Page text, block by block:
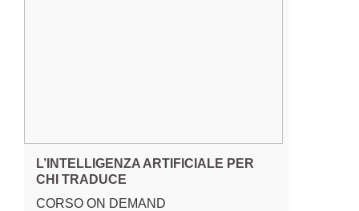
L’INTELLIGENZA ARTIFICIALE PER
CHI TRADUCE
CORSO ON DEMAND